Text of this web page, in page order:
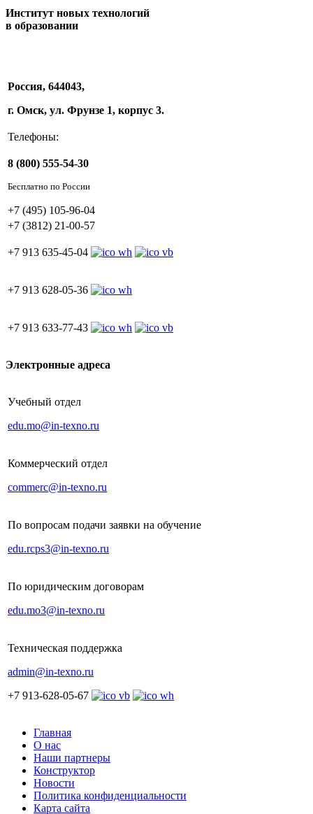
Институт новых технологий
в образовании
Россия, 644043,
г. Омск, ул. Фрунзе 1, корпус 3.
Телефоны:
8 (800) 555-54-30
Бесплатно по России
+7 (495) 105-96-04
+7 (3812) 21-00-57
+7 913 635-45-04
+7 913 628-05-36
+7 913 633-77-43
Электронные адреса
Учебный отдел
edu.mo@in-texno.ru
Коммерческий отдел
commerc@in-texno.ru
По вопросам подачи заявки на обучение
edu.rcps3@in-texno.ru
По юридическим договорам
edu.mo3@in-texno.ru
Техническая поддержка
admin@in-texno.ru
+7 913-628-05-67
Главная
О нас
Наши партнеры
Конструктор
Новости
Политика конфиденциальности
Карта сайта